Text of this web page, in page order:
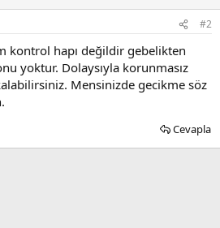
#2
kontrol hapı değildir gebelikten
yoktur. Dolaysıyla korunmasız
Mensinizde gecikme söz
Cevapla